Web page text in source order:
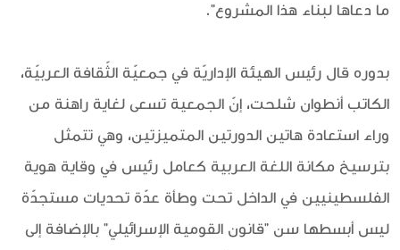
ما دعاها لبناء هذا المشروع".
بدوره قال رئيس الهيئة الإداريّة في جمعيّة الثّقافة العربيّة،
الكاتب أنطوان شلحت، إنّ الجمعية تسعى لغاية راهنة من
وراء استعادة هاتين الدورتين المتميزتين، وهي تتمثل
بترسيخ مكانة اللغة العربية كعامل رئيس في وقاية هوية
الفلسطينيين في الداخل تحت وطأة عدّة تحديات مستجدّة
ليس أبسطها سن "قانون القومية الإسرائيلي" بالإضافة إلى